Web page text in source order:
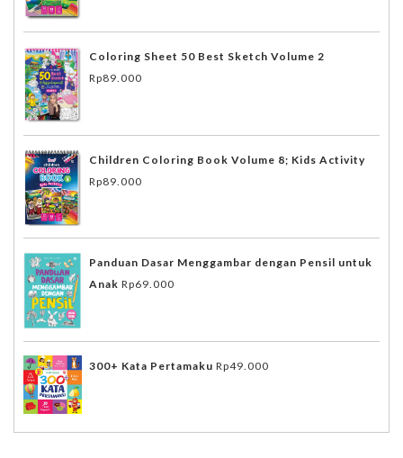
Coloring Sheet 50 Best Sketch Volume 2
Rp89.000
Children Coloring Book Volume 8; Kids Activity
Rp89.000
Panduan Dasar Menggambar dengan Pensil untuk
Anak Rp69.000
300+ Kata Pertamaku Rp49.000